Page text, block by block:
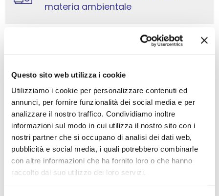
Questo sito web utilizza i cookie
Utilizziamo i cookie per personalizzare contenuti ed
annunci, per fornire funzionalità dei social media e per
analizzare il nostro traffico. Condividiamo inoltre
informazioni sul modo in cui utilizza il nostro sito con i
nostri partner che si occupano di analisi dei dati web,
pubblicità e social media, i quali potrebbero combinarle
con altre informazioni che ha fornito loro o che hanno
raccolto dal suo utilizzo dei loro servizi.
materia ambientale
SCOPRI I CORSI DI AIAS ACADEMY
SU QUESTO TEMA
Ambiente
VAI AL SITO AIASACADEMY